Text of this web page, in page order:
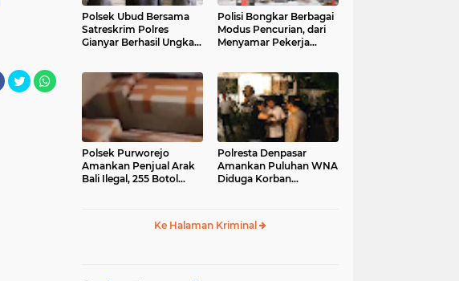
Polsek Ubud Bersama
Satreskrim Polres
Gianyar Berhasil Ungkap
Polisi Bongkar Berbagai
Modus Pencurian, dari
Menyamar Pekerja
Polsek Purworejo
Amankan Penjual Arak
Bali Ilegal, 255 Botol
Polresta Denpasar
Amankan Puluhan WNA
Diduga Korban
Ke Halaman Kriminal